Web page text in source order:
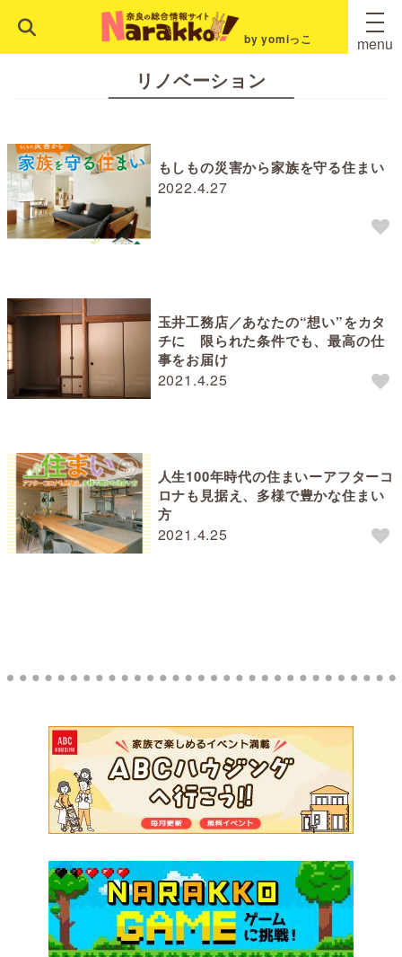
by yomiっこ menu
リノベーション
2022.4.27
もしもの災害から家族を守る住まい
2021.4.25
玉井工務店／あなたの“想い”をカタ
チに 限られた条件でも、最高の仕
事をお届け
2021.4.25
人生100年時代の住まいーアフターコ
ロナも見据え、多様で豊かな住まい
方